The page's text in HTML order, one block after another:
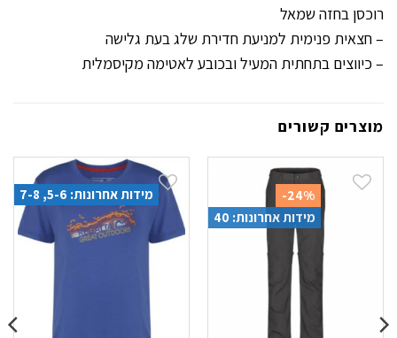
רוכסן בחזה שמאל
– חצאית פנימית למניעת חדירת שלג בעת גלישה
– כיווצים בתחתית המעיל ובכובע לאטימה מקיסמלית
מוצרים קשורים
-24%
מידות אחרונות: 40
מידות אחרונות: 5-6, 7-8